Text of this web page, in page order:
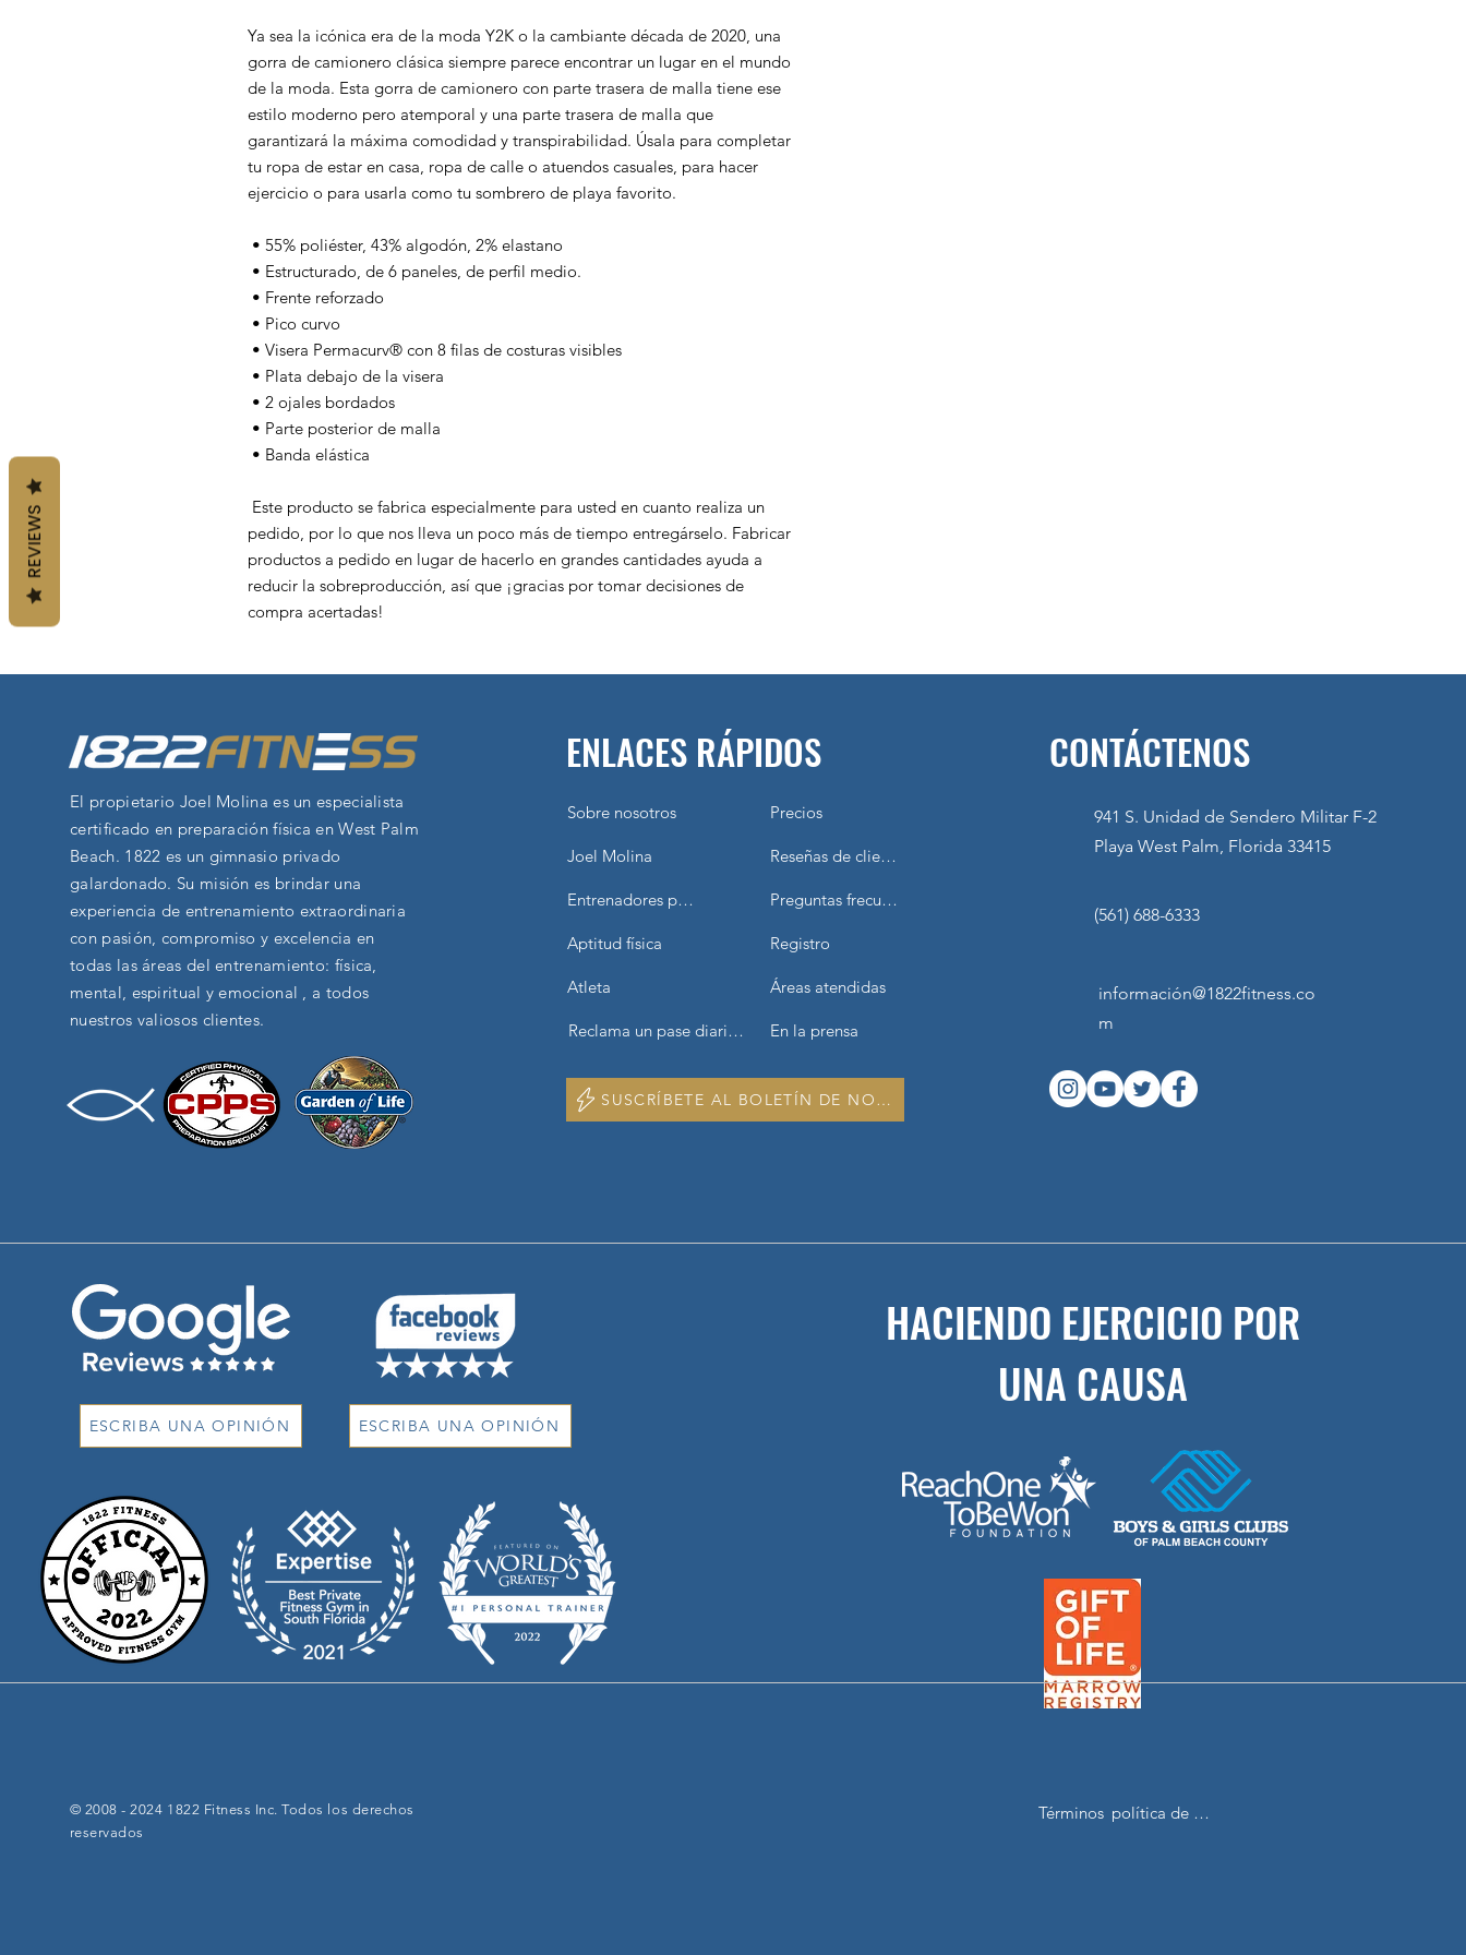
Ya sea la icónica era de la moda Y2K o la cambiante década de 2020, una
gorra de camionero clásica siempre parece encontrar un lugar en el mundo
de la moda. Esta gorra de camionero con parte trasera de malla tiene ese
estilo moderno pero atemporal y una parte trasera de malla que
garantizará la máxima comodidad y transpirabilidad. Úsala para completar
tu ropa de estar en casa, ropa de calle o atuendos casuales, para hacer
ejercicio o para usarla como tu sombrero de playa favorito.
• 55% poliéster, 43% algodón, 2% elastano
• Estructurado, de 6 paneles, de perfil medio.
• Frente reforzado
• Pico curvo
• Visera Permacurv® con 8 filas de costuras visibles
• Plata debajo de la visera
• 2 ojales bordados
• Parte posterior de malla
• Banda elástica
pedido, por lo que nos lleva un poco más de tiempo entregárselo. Fabricar
productos a pedido en lugar de hacerlo en grandes cantidades ayuda a
reducir la sobreproducción, así que ¡gracias por tomar decisiones de
compra acertadas!
El propietario Joel Molina es un especialista
certificado en preparación física en West Palm
Beach. 1822 es un gimnasio privado
galardonado. Su misión es brindar una
experiencia de entrenamiento extraordinaria
con pasión, compromiso y excelencia en
todas las áreas del entrenamiento: física,
mental, espiritual y emocional , a todos
nuestros valiosos clientes.
ENLACES RÁPIDOS
Sobre nosotros
Joel Molina
Entrenadores personales
Aptitud física
Atleta
Reclama un pase diario gratuito
Precios
Reseñas de clientes
Preguntas frecuentes
Registro
Áreas atendidas
En la prensa
SUSCRÍBETE AL BOLETÍN DE NOTICIAS
CONTÁCTENOS
941 S. Unidad de Sendero Militar F-2
Playa West Palm, Florida 33415
(561) 688-6333
información@1822fitness.co
m
ESCRIBA UNA OPINIÓN ESCRIBA UNA OPINIÓN
HACIENDO EJERCICIO POR
UNA CAUSA
© 2008 - 2024 1822 Fitness Inc. Todos los derechos
reservados
Términos política de privacidad
REVIEWS